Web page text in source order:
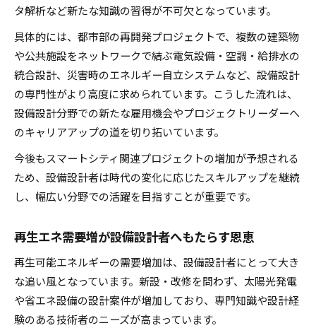
タ解析など新たな知識の習得が不可欠となっています。
具体的には、都市部の再開発プロジェクトで、複数の建築物
や公共施設をネットワークで結ぶ電気設備・空調・給排水の
統合設計、災害時のエネルギー自立システムなど、設備設計
の専門性がより高度に求められています。こうした流れは、
設備設計分野での新たな雇用機会やプロジェクトリーダーへ
のキャリアアップの道を切り拓いています。
今後もスマートシティ関連プロジェクトの増加が予想される
ため、設備設計者は時代の変化に応じたスキルアップを継続
し、幅広い分野での活躍を目指すことが重要です。
再生エネ需要増が設備設計者へもたらす恩恵
再生可能エネルギーの需要増加は、設備設計者にとって大き
な追い風となっています。新設・改修を問わず、太陽光発電
や省エネ設備の設計案件が増加しており、専門知識や設計経
験のある技術者のニーズが高まっています。